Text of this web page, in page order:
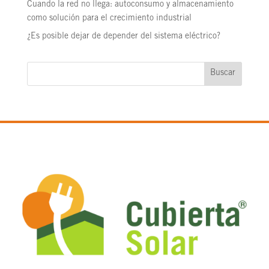
Cuando la red no llega: autoconsumo y almacenamiento
como solución para el crecimiento industrial
¿Es posible dejar de depender del sistema eléctrico?
Buscar